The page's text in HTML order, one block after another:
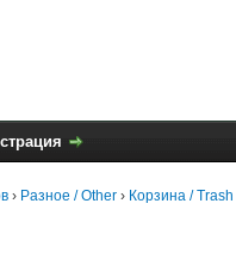
› Разное / Other › Корзина / Trash